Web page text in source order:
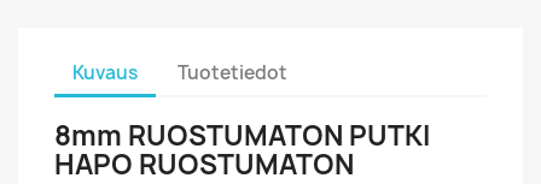
Kuvaus Tuotetiedot
8mm RUOSTUMATON PUTKI
HAPO RUOSTUMATON